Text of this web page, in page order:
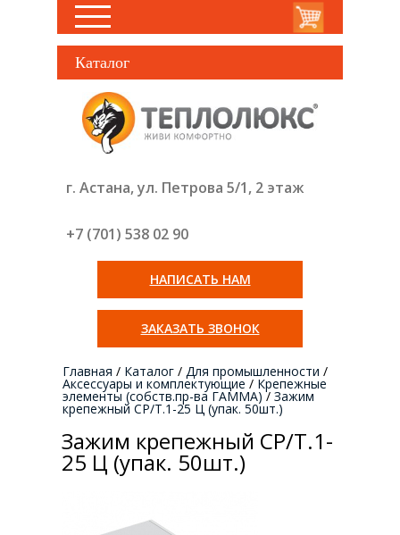
Каталог
г. Астана, ул. Петрова 5/1, 2 этаж
+7 (701) 538 02 90
НАПИСАТЬ НАМ
ЗАКАЗАТЬ ЗВОНОК
Главная / Каталог / Для промышленности /
Аксессуары и комплектующие / Крепежные
элементы (собств.пр-ва ГАММА) / Зажим
крепежный СР/Т.1-25 Ц (упак. 50шт.)
Зажим крепежный СР/Т.1-
25 Ц (упак. 50шт.)